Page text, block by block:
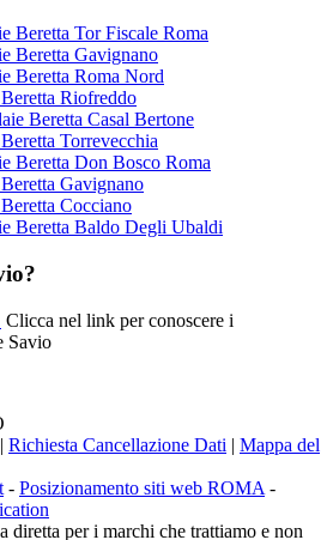
Beretta Tor Fiscale Roma
Beretta Gavignano
Beretta Roma Nord
Riofreddo
Beretta Casal Bertone
Torrevecchia
Beretta Don Bosco Roma
Gavignano
Cocciano
Beretta Baldo Degli Ubaldi
Clicca nel link per conoscere i
Savio
| Richiesta Cancellazione Dati | Mappa del
- Posizionamento siti web ROMA -
diretta per i marchi che trattiamo e non